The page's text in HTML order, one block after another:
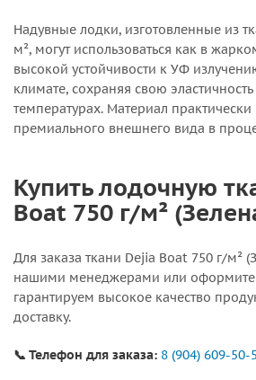
Надувные лодки, изготовленные из
м², могут использоваться как в
высокой устойчивости к УФ
климате, сохраняя свою
температурах. Материал практически
премиального внешнего вида в
Купить лодочную
Boat 750 г/м²
Для заказа ткани Dejia Boat 750 г/м²
нашими менеджерами или оформите
гарантируем высокое качество
доставку.
📞 Телефон для заказа: 8 (904) 609-50-